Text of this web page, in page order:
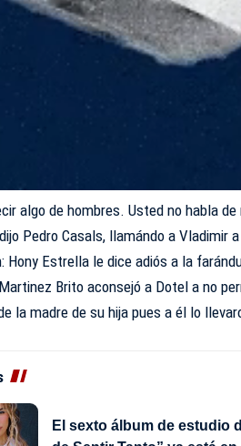
algo de hombres. Usted no habla
Pedro Casals, llamándo a Vladimir
Hony Estrella le dice adiós a la
Brito aconsejó a Dotel a no
la madre de su hija pues a él lo
El sexto álbum de estudio